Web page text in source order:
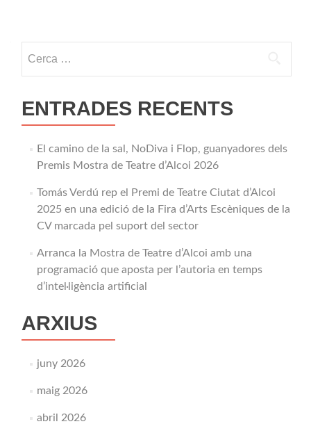
ENTRADES RECENTS
El camino de la sal, NoDiva i Flop, guanyadores dels
Premis Mostra de Teatre d’Alcoi 2026
Tomás Verdú rep el Premi de Teatre Ciutat d’Alcoi
2025 en una edició de la Fira d’Arts Escèniques de la
CV marcada pel suport del sector
Arranca la Mostra de Teatre d’Alcoi amb una
programació que aposta per l’autoria en temps
d’intel·ligència artificial
ARXIUS
juny 2026
maig 2026
abril 2026